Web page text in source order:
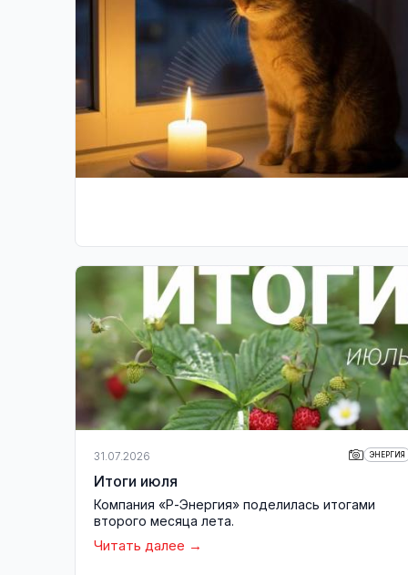
31.07.2026 ЭНЕРГИЯ
Итоги июля
Компания «Р-Энергия» поделилась итогами
второго месяца лета.
Читать далее